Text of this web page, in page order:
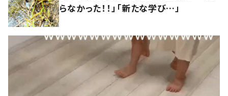
らなかった！！」「新たな学び…」